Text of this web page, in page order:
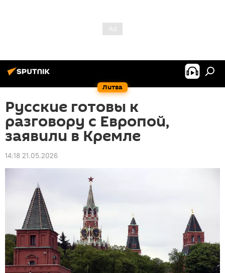
Литва
Русские готовы к
разговору с Европой,
заявили в Кремле
14:18 21.05.2026